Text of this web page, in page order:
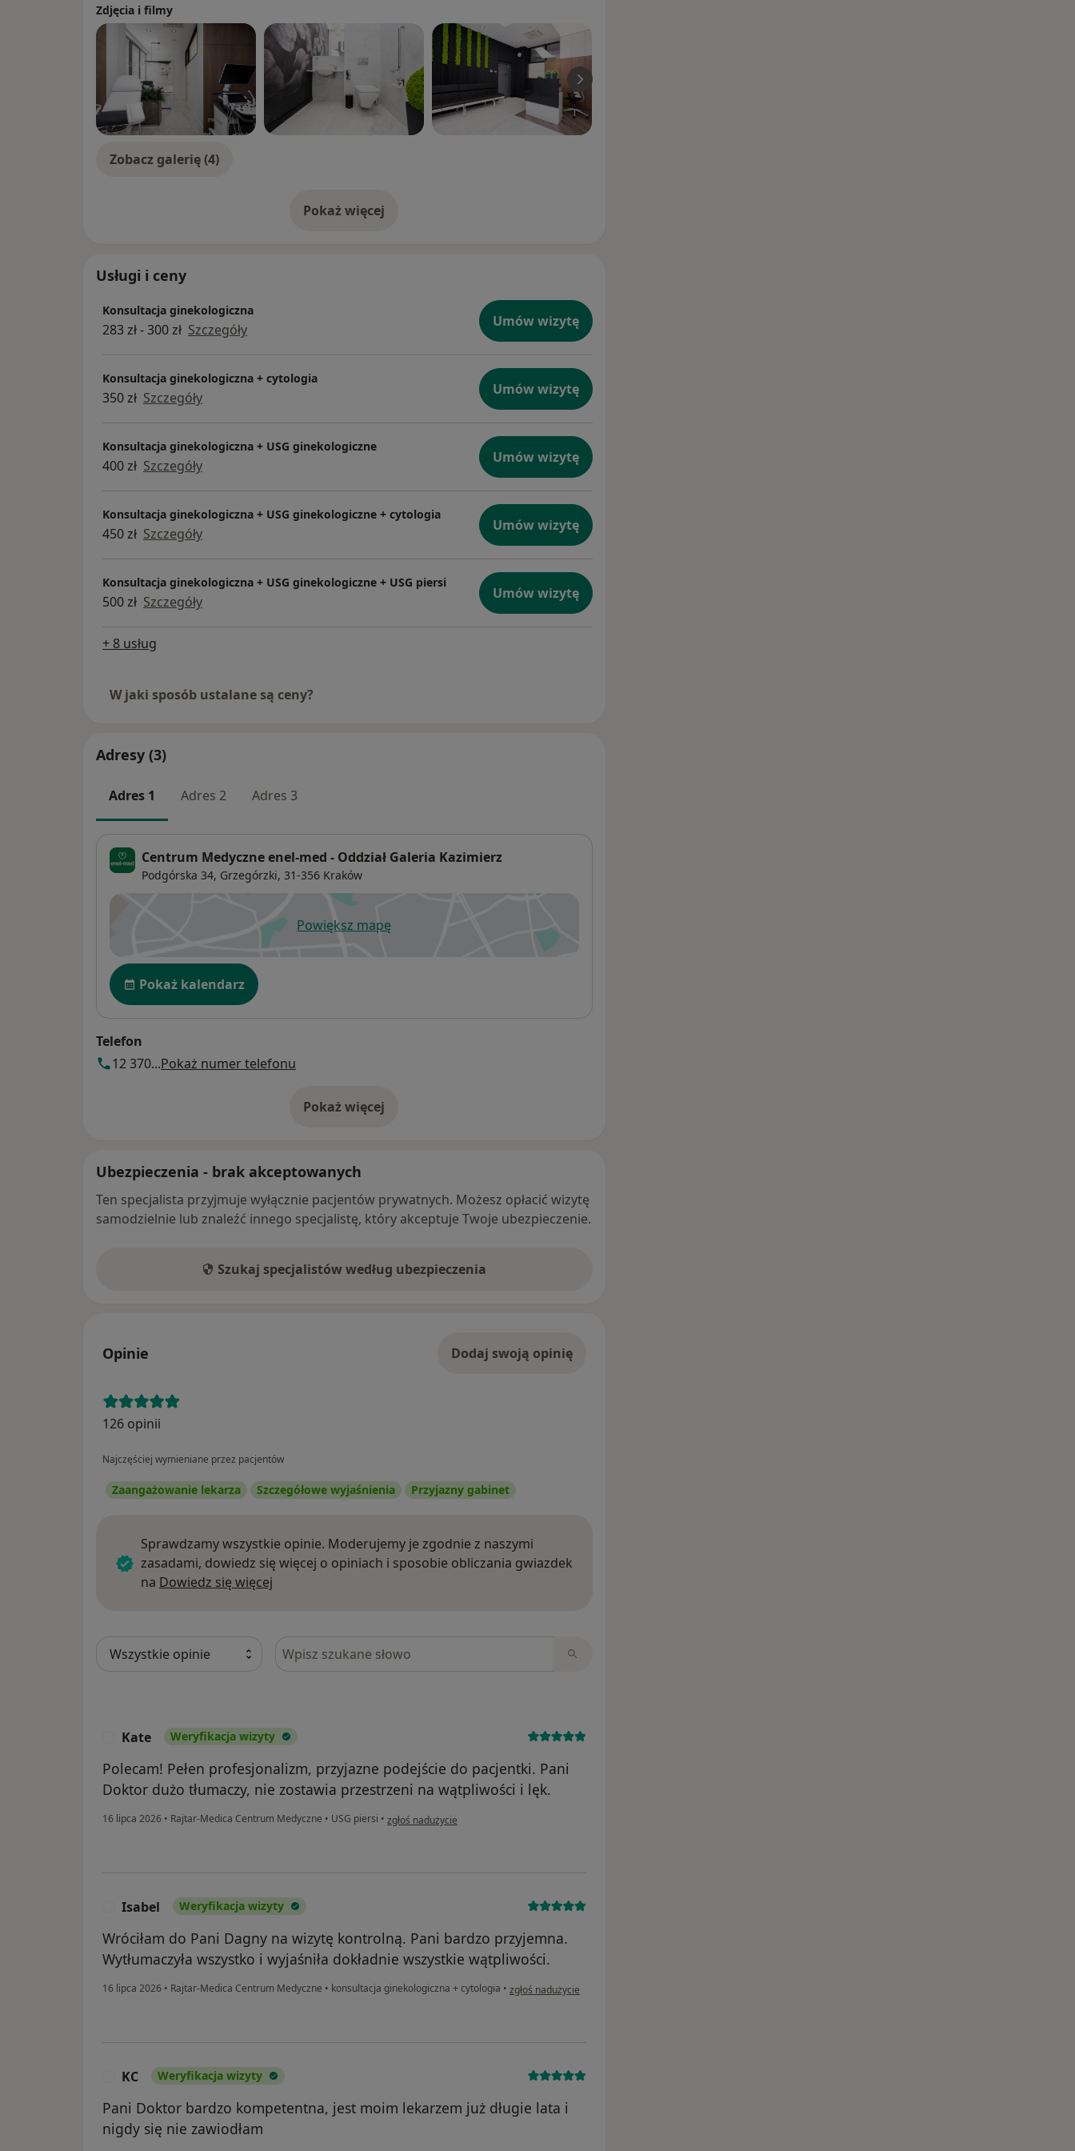
Zdjęcia i filmy
Zobacz galerię (4)
Pokaż więcejo doświadczeniu
Usługi i ceny
Konsultacja ginekologiczna
283 zł - 300 zł Szczegóły Umów wizytę
Konsultacja ginekologiczna + cytologia
350 zł Szczegóły Umów wizytę
Konsultacja ginekologiczna + USG ginekologiczne
400 zł Szczegóły Umów wizytę
Konsultacja ginekologiczna + USG ginekologiczne + cytologia
450 zł Szczegóły Umów wizytę
Konsultacja ginekologiczna + USG ginekologiczne + USG piersi
500 zł Szczegóły Umów wizytę
+ 8 usług
W jaki sposób ustalane są ceny?
Adresy (3)
Adres 1 Adres 2 Adres 3
Centrum Medyczne enel-med - Oddział Galeria Kazimierz
Podgórska 34, Grzegórzki, 31-356 Kraków
Powiększ mapęotwiera się w nowej karcie
Dostępność
Pokaż kalendarz
Telefon
12 370...Pokaż numer telefonu
Pokaż więcej
o adresie
Ubezpieczenia - brak akceptowanych
Ten specjalista przyjmuje wyłącznie pacjentów prywatnych. Możesz opłacić wizytę
samodzielnie lub znaleźć innego specjalistę, który akceptuje Twoje ubezpieczenie.
Szukaj specjalistów według ubezpieczenia
Opinie Dodaj swoją opinię
126 opinii
Najczęściej wymieniane przez pacjentów
Zaangażowanie lekarza Szczegółowe wyjaśnienia Przyjazny gabinet
Sprawdzamy wszystkie opinie. Moderujemy je zgodnie z naszymi
zasadami, dowiedz się więcej o opiniach i sposobie obliczania gwiazdek
na Dowiedz się więcej
Szukaj w opiniach
Kate Weryfikacja wizyty
Polecam! Pełen profesjonalizm, przyjazne podejście do pacjentki. Pani
Doktor dużo tłumaczy, nie zostawia przestrzeni na wątpliwości i lęk.
16 lipca 2026 • Rajtar-Medica Centrum Medyczne • USG piersi • w opinii użytkownika Kate
zgłoś nadużycie
Isabel Weryfikacja wizyty
Wróciłam do Pani Dagny na wizytę kontrolną. Pani bardzo przyjemna.
Wytłumaczyła wszystko i wyjaśniła dokładnie wszystkie wątpliwości.
16 lipca 2026 • Rajtar-Medica Centrum Medyczne • konsultacja ginekologiczna + cytologia • w opinii użytkownika Isabel
zgłoś nadużycie
KC Weryfikacja wizyty
Pani Doktor bardzo kompetentna, jest moim lekarzem już długie lata i
nigdy się nie zawiodłam